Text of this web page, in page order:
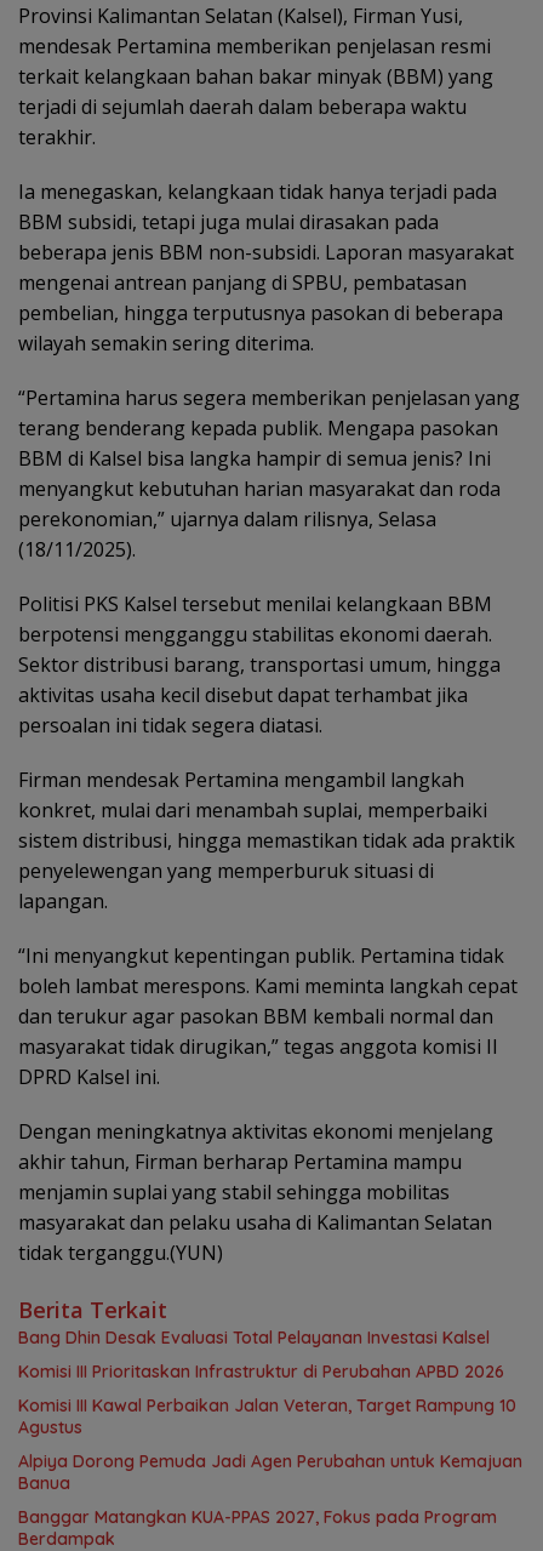
Provinsi Kalimantan Selatan (Kalsel), Firman Yusi,
mendesak Pertamina memberikan penjelasan resmi
terkait kelangkaan bahan bakar minyak (BBM) yang
terjadi di sejumlah daerah dalam beberapa waktu
terakhir.
Ia menegaskan, kelangkaan tidak hanya terjadi pada
BBM subsidi, tetapi juga mulai dirasakan pada
beberapa jenis BBM non-subsidi. Laporan masyarakat
mengenai antrean panjang di SPBU, pembatasan
pembelian, hingga terputusnya pasokan di beberapa
wilayah semakin sering diterima.
“Pertamina harus segera memberikan penjelasan yang
terang benderang kepada publik. Mengapa pasokan
BBM di Kalsel bisa langka hampir di semua jenis? Ini
menyangkut kebutuhan harian masyarakat dan roda
perekonomian,” ujarnya dalam rilisnya, Selasa
(18/11/2025).
Politisi PKS Kalsel tersebut menilai kelangkaan BBM
berpotensi mengganggu stabilitas ekonomi daerah.
Sektor distribusi barang, transportasi umum, hingga
aktivitas usaha kecil disebut dapat terhambat jika
persoalan ini tidak segera diatasi.
Firman mendesak Pertamina mengambil langkah
konkret, mulai dari menambah suplai, memperbaiki
sistem distribusi, hingga memastikan tidak ada praktik
penyelewengan yang memperburuk situasi di
lapangan.
“Ini menyangkut kepentingan publik. Pertamina tidak
boleh lambat merespons. Kami meminta langkah cepat
dan terukur agar pasokan BBM kembali normal dan
masyarakat tidak dirugikan,” tegas anggota komisi II
DPRD Kalsel ini.
Dengan meningkatnya aktivitas ekonomi menjelang
akhir tahun, Firman berharap Pertamina mampu
menjamin suplai yang stabil sehingga mobilitas
masyarakat dan pelaku usaha di Kalimantan Selatan
tidak terganggu.(YUN)
Berita Terkait
‎Bang Dhin Desak Evaluasi Total Pelayanan Investasi Kalsel
‎Komisi III Prioritaskan Infrastruktur di Perubahan APBD 2026
Komisi III Kawal Perbaikan Jalan Veteran, Target Rampung 10
Agustus
‎Alpiya Dorong Pemuda Jadi Agen Perubahan untuk Kemajuan
Banua ‎
‎Banggar Matangkan KUA-PPAS 2027, Fokus pada Program
Berdampak